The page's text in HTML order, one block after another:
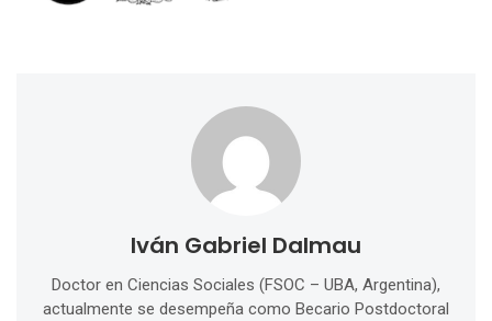
Iván Gabriel Dalmau
Doctor en Ciencias Sociales (FSOC – UBA, Argentina),
actualmente se desempeña como Becario Postdoctoral